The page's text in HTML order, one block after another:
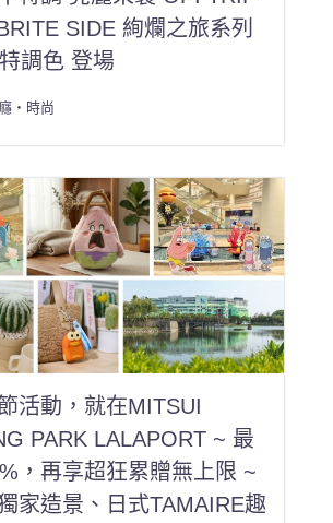
SIDE 絢爛之旅系列
調色 登場
・時尚
活動，就在MITSUI
PARK LALAPORT ~ 最
，再享超狂累贈無上限 ~
家造景、日式TAMAIRE趣